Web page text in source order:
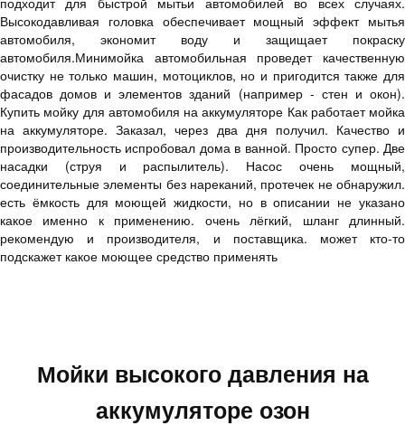
Высокодавливая головка обеспечивает мощный эффект мытья
автомобиля, экономит воду и защищает покраску
автомобиля.Минимойка автомобильная проведет качественную
очистку не только машин, мотоциклов, но и пригодится также для
фасадов домов и элементов зданий (например - стен и окон).
Купить мойку для автомобиля на аккумуляторе Как работает мойка
на аккумуляторе. Заказал, через два дня получил. Качество и
производительность испробовал дома в ванной. Просто супер. Две
насадки (струя и распылитель). Насос очень мощный,
соединительные элементы без нареканий, протечек не обнаружил.
есть ёмкость для моющей жидкости, но в описании не указано
какое именно к применению. очень лёгкий, шланг длинный.
рекомендую и производителя, и поставщика. может кто-то
подскажет какое моющее средство применять
Мойки высокого давления на
аккумуляторе озон